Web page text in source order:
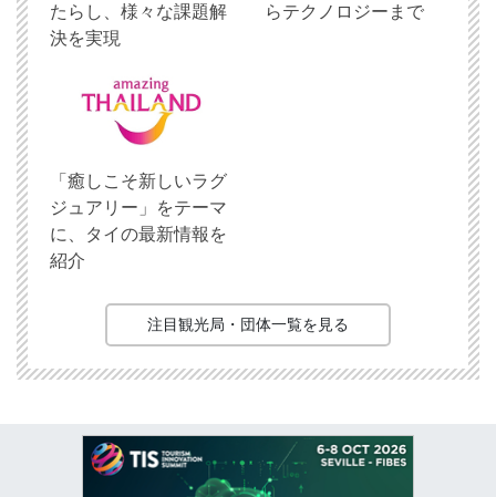
たらし、様々な課題解
決を実現
らテクノロジーまで
「癒しこそ新しいラグ
ジュアリー」をテーマ
に、タイの最新情報を
紹介
注目観光局・団体一覧を見る